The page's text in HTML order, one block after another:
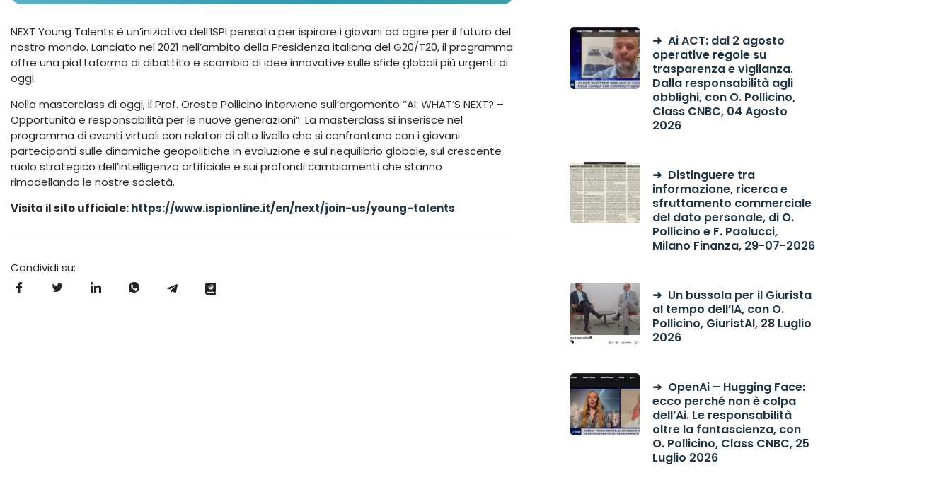
NEXT Young Talents è un’iniziativa dell’ISPI pensata per ispirare i giovani ad agire per il futuro del
nostro mondo. Lanciato nel 2021 nell’ambito della Presidenza italiana del G20/T20, il programma
offre una piattaforma di dibattito e scambio di idee innovative sulle sfide globali più urgenti di
oggi.
Nella masterclass di oggi, il Prof. Oreste Pollicino interviene sull’argomento “AI: WHAT’S NEXT? –
Opportunità e responsabilità per le nuove generazioni”. La masterclass si inserisce nel
programma di eventi virtuali con relatori di alto livello che si confrontano con i giovani
partecipanti sulle dinamiche geopolitiche in evoluzione e sul riequilibrio globale, sul crescente
ruolo strategico dell’intelligenza artificiale e sui profondi cambiamenti che stanno
rimodellando le nostre società.
Visita il sito ufficiale:https://www.ispionline.it/en/next/join-us/young-talents
Condividi su:
Ai ACT: dal 2 agosto
operative regole su
trasparenza e vigilanza.
Dalla responsabilità agli
obblighi, con O. Pollicino,
Class CNBC, 04 Agosto
2026
Distinguere tra
informazione, ricerca e
sfruttamento commerciale
del dato personale, di O.
Pollicino e F. Paolucci,
Milano Finanza, 29-07-2026
Un bussola per il Giurista
al tempo dell’IA, con O.
Pollicino, GiuristAI, 28 Luglio
2026
OpenAi – Hugging Face:
ecco perché non è colpa
dell’Ai. Le responsabilità
oltre la fantascienza, con
O. Pollicino, Class CNBC, 25
Luglio 2026